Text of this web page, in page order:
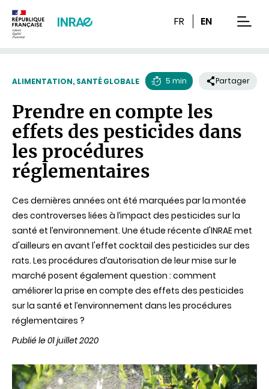
FR EN
ALIMENTATION, SANTÉ GLOBALE
de
lecture
5 min Partager
Prendre en compte les
effets des pesticides dans
les procédures
réglementaires
Ces dernières années ont été marquées par la montée
des controverses liées à l’impact des pesticides sur la
santé et l’environnement. Une étude récente d'INRAE met
d'ailleurs en avant l'effet cocktail des pesticides sur des
rats. Les procédures d’autorisation de leur mise sur le
marché posent également question : comment
améliorer la prise en compte des effets des pesticides
sur la santé et l’environnement dans les procédures
réglementaires ?
Publié le 01 juillet 2020